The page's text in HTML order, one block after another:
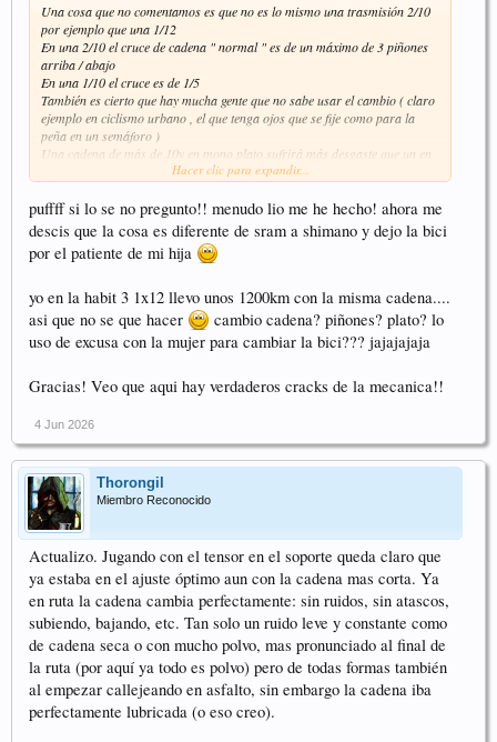
Una cosa que no comentamos es que no es lo mismo una trasmisión 2/10
por ejemplo que una 1/12
En una 2/10 el cruce de cadena " normal " es de un máximo de 3 piñones
arriba / abajo
En una 1/10 el cruce es de 1/5
También es cierto que hay mucha gente que no sabe usar el cambio ( claro
ejemplo en ciclismo urbano , el que tenga ojos que se fije como para la
peña en un semáforo )
Una cadena de más de 10v en mono plato sufrirá más desgaste que un en
2/10 y si pasamos a 1/12 el desgaste por el cruce de cadena y la resistencia
de la misma , más todavía.
Saludos
Hacer clic para expandir...
puffff si lo se no pregunto!! menudo lio me he hecho! ahora me
descis que la cosa es diferente de sram a shimano y dejo la bici
por el patiente de mi hija
yo en la habit 3 1x12 llevo unos 1200km con la misma cadena....
asi que no se que hacer
cambio cadena? piñones? plato? lo
uso de excusa con la mujer para cambiar la bici??? jajajajaja
Gracias! Veo que aqui hay verdaderos cracks de la mecanica!!
4 Jun 2026
Thorongil
Miembro Reconocido
Actualizo. Jugando con el tensor en el soporte queda claro que
ya estaba en el ajuste óptimo aun con la cadena mas corta. Ya
en ruta la cadena cambia perfectamente: sin ruidos, sin atascos,
subiendo, bajando, etc. Tan solo un ruido leve y constante como
de cadena seca o con mucho polvo, mas pronunciado al final de
la ruta (por aquí ya todo es polvo) pero de todas formas también
al empezar callejeando en asfalto, sin embargo la cadena iba
perfectamente lubricada (o eso creo).